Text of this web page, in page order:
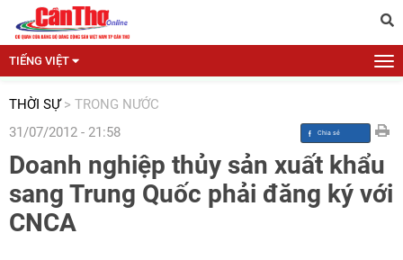
TIẾNG VIỆT
THỜI SỰ > TRONG NƯỚC
31/07/2012 - 21:58
Doanh nghiệp thủy sản xuất khẩu
sang Trung Quốc phải đăng ký với
CNCA